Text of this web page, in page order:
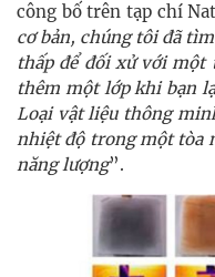
công bố trên tạp chí
cơ bản, chúng tôi đã
thấp để đối xử với một
thêm một lớp khi bạn
Loại vật liệu thông
nhiệt độ trong một tòa
năng lượng”.